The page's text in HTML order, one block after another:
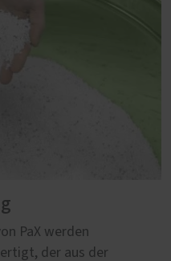
PaX werden
der aus der